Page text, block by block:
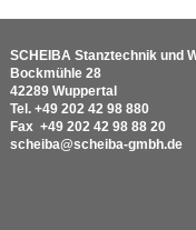
SCHEIBA Stanztechnik und
Bockmühle 28
42289 Wuppertal
Tel. +49 202 42 98 880
Fax +49 202 42 98 88 20
scheiba@scheiba-gmbh.de